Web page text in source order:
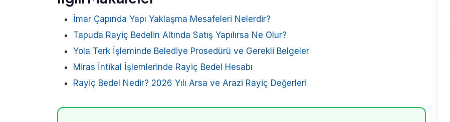
İmar Çapında Yapı Yaklaşma Mesafeleri Nelerdir?
Tapuda Rayiç Bedelin Altında Satış Yapılırsa Ne Olur?
Yola Terk İşleminde Belediye Prosedürü ve Gerekli Belgeler
Miras İntikal İşlemlerinde Rayiç Bedel Hesabı
Rayiç Bedel Nedir? 2026 Yılı Arsa ve Arazi Rayiç Değerleri